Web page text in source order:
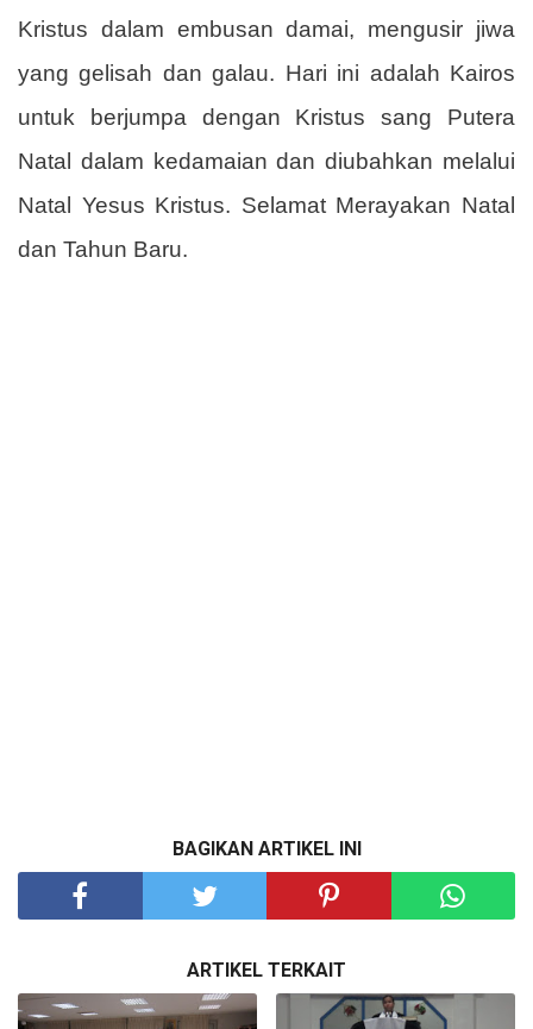
Kristus dalam embusan damai, mengusir jiwa
yang gelisah dan galau. Hari ini adalah Kairos
untuk berjumpa dengan Kristus sang Putera
Natal dalam kedamaian dan diubahkan melalui
Natal Yesus Kristus. Selamat Merayakan Natal
dan Tahun Baru.
BAGIKAN ARTIKEL INI
ARTIKEL TERKAIT